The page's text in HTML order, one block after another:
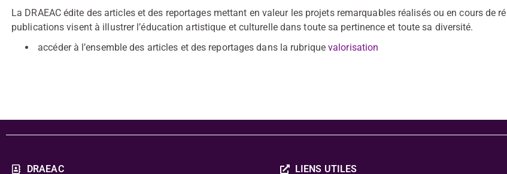
La DRAEAC édite des articles et des reportages mettant en valeur les projets remarquables réalisés ou en cours de
publications visent à illustrer l’éducation artistique et culturelle dans toute sa pertinence et toute sa diversité.
accéder à l’ensemble des articles et des reportages dans la rubriquevalorisation
DRAEAC LIENS UTILES